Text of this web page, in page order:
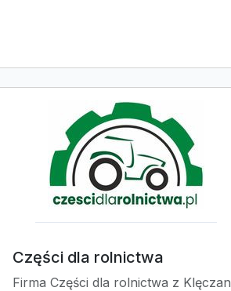
Części dla rolnictwa
Firma Części dla rolnictwa z Klęczan